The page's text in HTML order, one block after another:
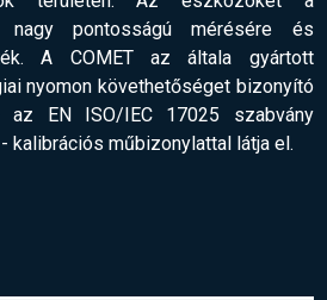
nagy pontosságú mérésére és
A COMET az általa gyártott
nyomon követhetőséget bizonyító
az EN ISO/IEC 17025 szabvány
-kalibrációs műbizonylattal látja el.